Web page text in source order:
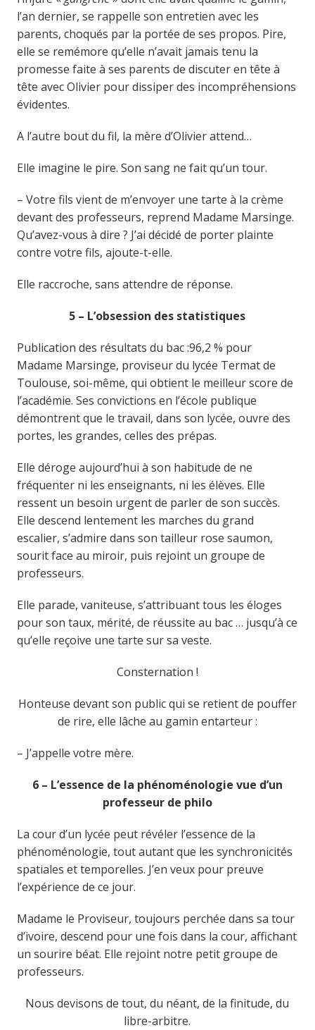
l’an dernier, se rappelle son entretien avec les
parents, choqués par la portée de ses propos. Pire,
elle se remémore qu’elle n’avait jamais tenu la
promesse faite à ses parents de discuter en tête à
tête avec Olivier pour dissiper des incompréhensions
évidentes.
A l’autre bout du fil, la mère d’Olivier attend…
Elle imagine le pire. Son sang ne fait qu’un tour.
– Votre fils vient de m’envoyer une tarte à la crème
devant des professeurs, reprend Madame Marsinge.
Qu’avez-vous à dire ? J’ai décidé de porter plainte
contre votre fils, ajoute-t-elle.
Elle raccroche, sans attendre de réponse.
5 – L’obsession des statistiques
Publication des résultats du bac :96,2 % pour
Madame Marsinge, proviseur du lycée Termat de
Toulouse, soi-même, qui obtient le meilleur score de
l’académie. Ses convictions en l’école publique
démontrent que le travail, dans son lycée, ouvre des
portes, les grandes, celles des prépas.
Elle déroge aujourd’hui à son habitude de ne
fréquenter ni les enseignants, ni les élèves. Elle
ressent un besoin urgent de parler de son succès.
Elle descend lentement les marches du grand
escalier, s’admire dans son tailleur rose saumon,
sourit face au miroir, puis rejoint un groupe de
professeurs.
Elle parade, vaniteuse, s’attribuant tous les éloges
pour son taux, mérité, de réussite au bac … jusqu’à ce
qu’elle reçoive une tarte sur sa veste.
Consternation !
Honteuse devant son public qui se retient de pouffer
de rire, elle lâche au gamin entarteur :
– J’appelle votre mère.
6 – L’essence de la phénoménologie vue d’un
professeur de philo
La cour d’un lycée peut révéler l’essence de la
phénoménologie, tout autant que les synchronicités
spatiales et temporelles. J’en veux pour preuve
l’expérience de ce jour.
Madame le Proviseur, toujours perchée dans sa tour
d’ivoire, descend pour une fois dans la cour, affichant
un sourire béat. Elle rejoint notre petit groupe de
professeurs.
Nous devisons de tout, du néant, de la finitude, du
libre-arbitre.